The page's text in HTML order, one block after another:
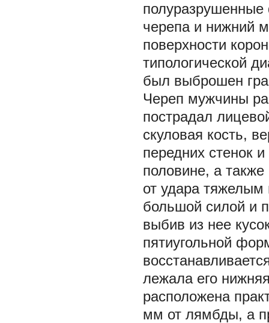
черепа и нижний
поверхности
типологической
был выброшен
Череп мужчины
пострадал
скуловая кость,
передних стенок
половине, а
от удара
большой силой и
выбив из нее
пятиугольной
лежала его
расположена
мм от лямбды, а